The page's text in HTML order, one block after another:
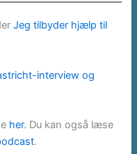
Jeg tilbyder hjælp til
interview og
her. Du kan også læse
.